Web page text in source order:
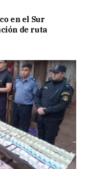
en el Sur
de ruta